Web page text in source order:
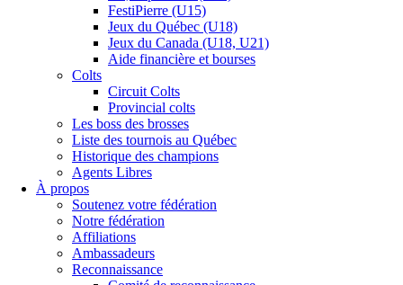
FestiPierre (U15)
Jeux du Québec (U18)
Jeux du Canada (U18, U21)
Aide financière et bourses
Colts
Circuit Colts
Provincial colts
Les boss des brosses
Liste des tournois au Québec
Historique des champions
Agents Libres
À propos
Soutenez votre fédération
Notre fédération
Affiliations
Ambassadeurs
Reconnaissance